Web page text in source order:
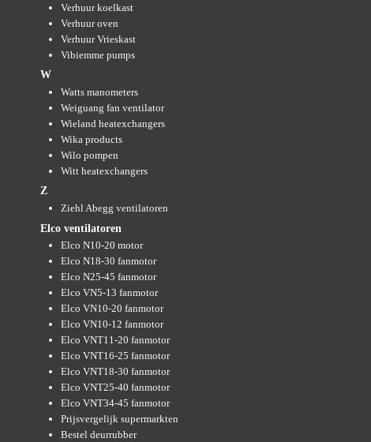
Verhuur koelkast
Verhuur oven
Verhuur Vrieskast
Vibiemme pumps
W
Watts manometers
Weiguang fan ventilator
Wieland heatexchangers
Wika products
Wilo pompen
Witt heatexchangers
Z
Ziehl Abegg ventilatoren
Elco ventilatoren
Elco N10-20 motor
Elco N18-30 fanmotor
Elco N25-45 fanmotor
Elco VN5-13 fanmotor
Elco VN10-20 fanmotor
Elco VN10-12 fanmotor
Elco VNT11-20 fanmotor
Elco VNT16-25 fanmotor
Elco VNT18-30 fanmotor
Elco VNT25-40 fanmotor
Elco VNT34-45 fanmotor
Prijsvergelijk supermarkten
Bestel deurrubber